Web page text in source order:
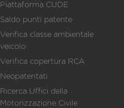
Piattaforma CUDE
Saldo punti patente
Verifica classe ambientale
veicolo
Verifica copertura RCA
Neopatentati
Ricerca Uffici della
Motorizzazione Civile